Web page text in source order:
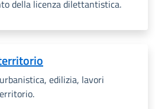
della licenza dilettantistica.
edilizia, lavori